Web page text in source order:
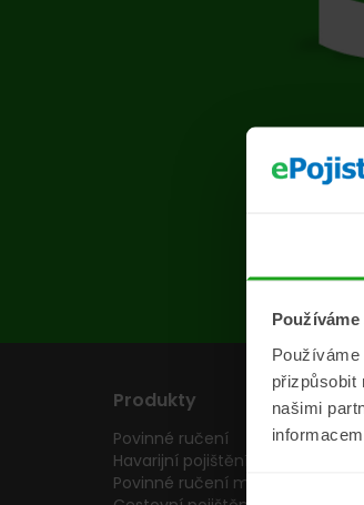
přizpůsobit
našimi
Produkty
Povinné ručení
Havarijní pojištění
Povinné ručení motocyklu